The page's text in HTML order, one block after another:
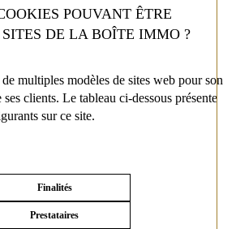
POUVANT ÊTRE
DE LA BOÎTE IMMO ?
multiples modèles de sites web pour son
clients. Le tableau ci-dessous présente
sur ce site.
Finalités
Prestataires